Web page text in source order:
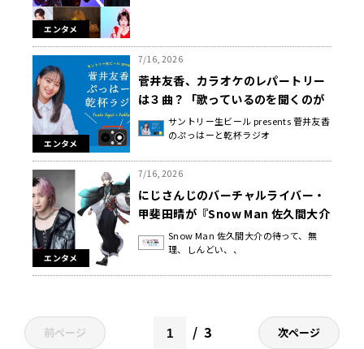
エンタメ
汐留ビルディング外構にて
エンタメ
7/16, 2026
菅井友香、カラオケのレパートリー
は３曲？「歌っているのを聞くのが
好き」サントリー生ビール presents 菅井友香
のぷっはーと乾杯ラジオ
エンタメ
7/16, 2026
にじさんじのバーチャルライバー・
甲斐田晴が『Snow Man 佐久間大介
の待って、無理、しんどい、、』に2
度目の登場！ Snow Manのライブか
Snow Man 佐久間大介の待って、無
理、しんどい、、
前ページ 3 次ページ